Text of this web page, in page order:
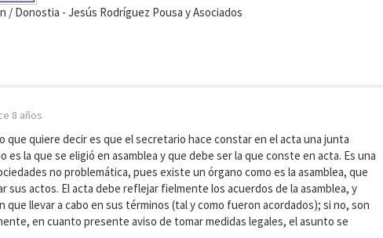
/ Donostia - Jesús Rodríguez Pousa y Asociados
8 años
que quiere decir es que el secretario hace constar en el acta una junta
es la que se eligió en asamblea y que debe ser la que conste en acta. Es una
no problemática, pues existe un órgano como es la asamblea, que
sus actos. El acta debe reflejar fielmente los acuerdos de la asamblea, y
que llevar a cabo en sus términos (tal y como fueron acordados); si no, son
en cuanto presente aviso de tomar medidas legales, el asunto se